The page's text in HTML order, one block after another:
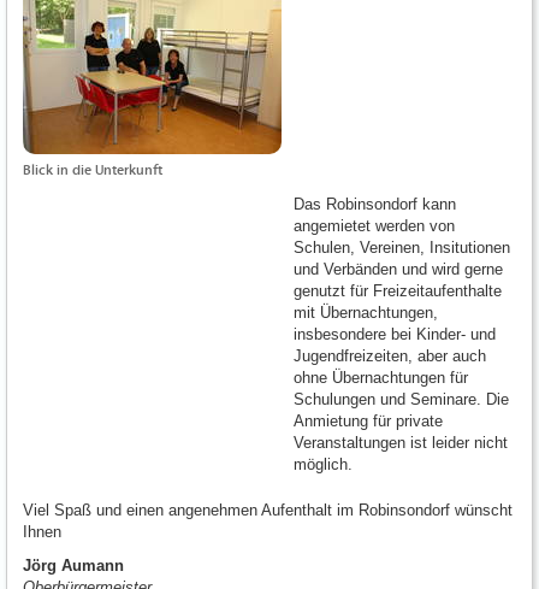
Blick in die Unterkunft
Das Robinsondorf kann
angemietet werden von
Schulen, Vereinen, Insitutionen
und Verbänden und wird gerne
genutzt für Freizeitaufenthalte
mit Übernachtungen,
insbesondere bei Kinder- und
Jugendfreizeiten, aber auch
ohne Übernachtungen für
Schulungen und Seminare. Die
Anmietung für private
Veranstaltungen ist leider nicht
möglich.
Viel Spaß und einen angenehmen Aufenthalt im Robinsondorf wünscht
Ihnen
Jörg Aumann